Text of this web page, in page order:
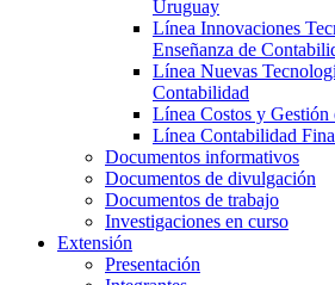
Uruguay
Línea Innovaciones
Enseñanza de
Línea Nuevas
Contabilidad
Línea Costos y Gestión
Línea Contabilidad
Documentos informativos
Documentos de divulgación
Documentos de trabajo
Investigaciones en curso
Extensión
Presentación